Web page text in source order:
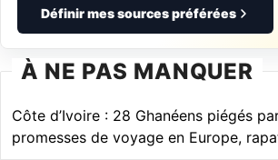
Définir mes sources préférées
À NE PAS MANQUER
Côte d’Ivoire : 28 Ghanéens piégés
promesses de voyage en Europe,